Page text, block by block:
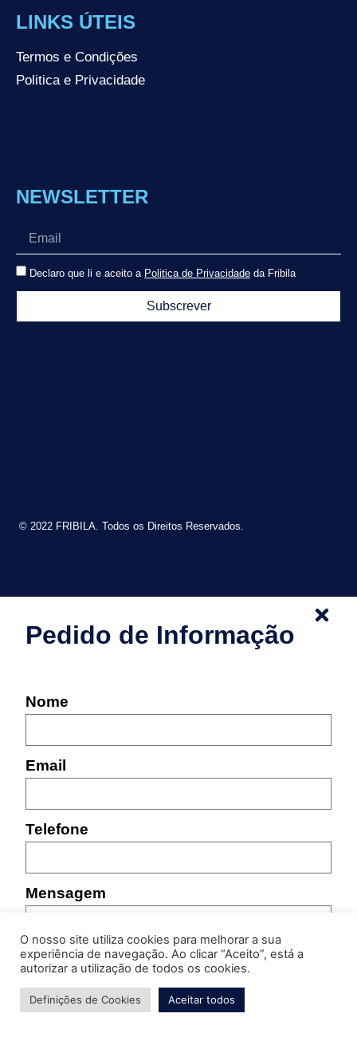
LINKS ÚTEIS
Termos e Condições
Politica e Privacidade
NEWSLETTER
Declaro que li e aceito a Politica de Privacidade da Fribila
Subscrever
© 2022 FRIBILA. Todos os Direitos Reservados.
O nosso site utiliza cookies para melhorar a sua
experiência de navegação. Ao clicar “Aceito”, está a
autorizar a utilização de todos os cookies.
Definições de Cookies Aceitar todos
Pedido de Informação
Nome
Email
Telefone
Mensagem
Por favor, indique as características do produto sobre